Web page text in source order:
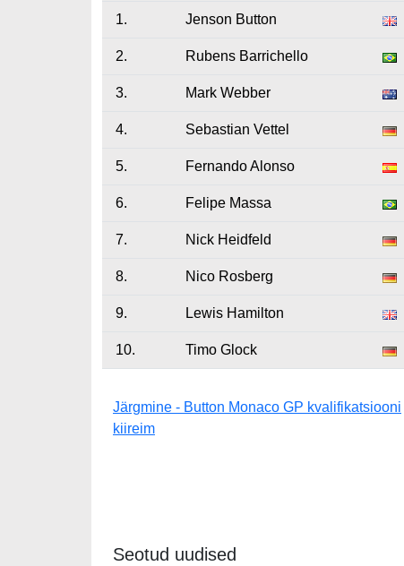
1. Jenson Button
2. Rubens Barrichello
3. Mark Webber
4. Sebastian Vettel
5. Fernando Alonso
6. Felipe Massa
7. Nick Heidfeld
8. Nico Rosberg
9. Lewis Hamilton
10. Timo Glock
Järgmine - Button Monaco GP kvalifikatsiooni
kiireim
Seotud uudised